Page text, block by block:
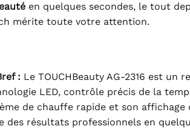
en quelques secondes, le tout
mérite toute votre attention.
: Le TOUCHBeauty AG-2316 est
LED, contrôle précis de la
de chauffe rapide et son
des résultats professionnels en